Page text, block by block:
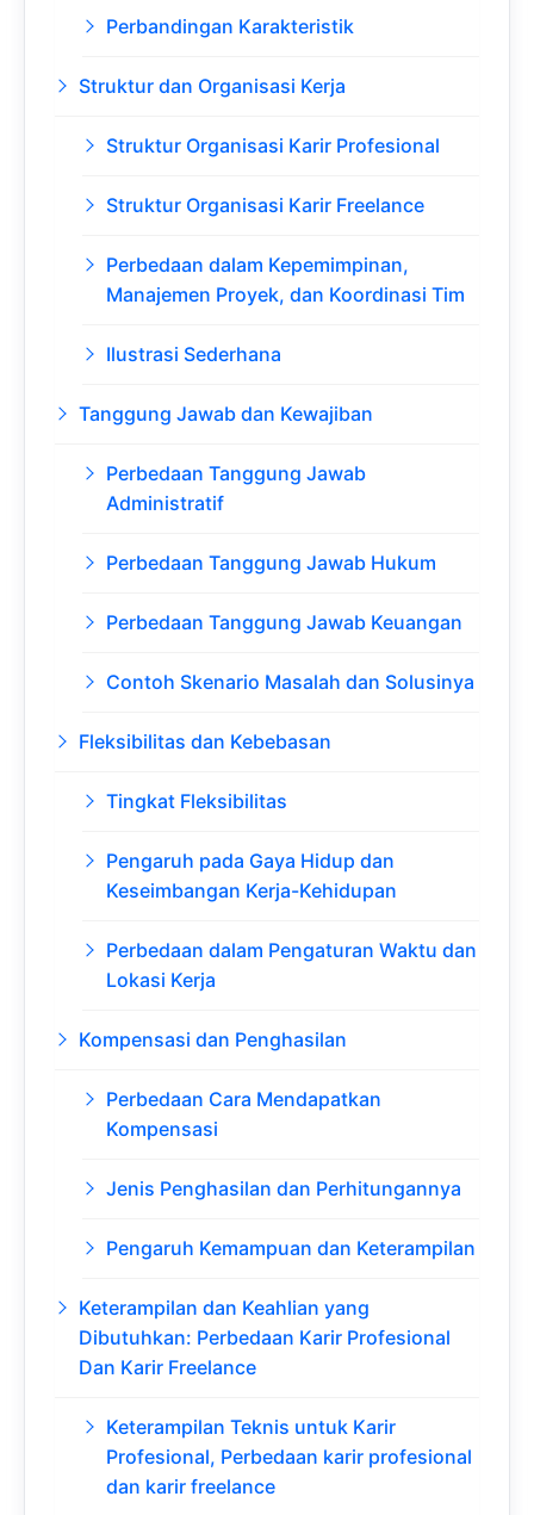
Perbandingan Karakteristik
Struktur dan Organisasi Kerja
Struktur Organisasi Karir Profesional
Struktur Organisasi Karir Freelance
Perbedaan dalam Kepemimpinan,
Manajemen Proyek, dan Koordinasi Tim
Ilustrasi Sederhana
Tanggung Jawab dan Kewajiban
Perbedaan Tanggung Jawab
Administratif
Perbedaan Tanggung Jawab Hukum
Perbedaan Tanggung Jawab Keuangan
Contoh Skenario Masalah dan Solusinya
Fleksibilitas dan Kebebasan
Tingkat Fleksibilitas
Pengaruh pada Gaya Hidup dan
Keseimbangan Kerja-Kehidupan
Perbedaan dalam Pengaturan Waktu dan
Lokasi Kerja
Kompensasi dan Penghasilan
Perbedaan Cara Mendapatkan
Kompensasi
Jenis Penghasilan dan Perhitungannya
Pengaruh Kemampuan dan Keterampilan
Keterampilan dan Keahlian yang
Dibutuhkan: Perbedaan Karir Profesional
Dan Karir Freelance
Keterampilan Teknis untuk Karir
Profesional, Perbedaan karir profesional
dan karir freelance